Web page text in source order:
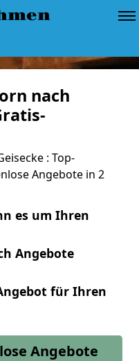
nach
: Top-
Angebote in 2
es um Ihren
Angebote
für Ihren
Angebote